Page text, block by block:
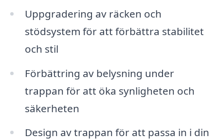
Uppgradering av räcken och
stödsystem för att förbättra stabilitet
och stil
Förbättring av belysning under
trappan för att öka synligheten och
säkerheten
Design av trappan för att passa in i din